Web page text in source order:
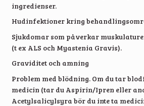
ingredienser.
Hudinfektioner kring
Sjukdomar som påverkar
(t ex ALS och Myastenia Gravis).
Graviditet och amning
Problem med blödning. Om du tar
medicin (tar du Aspirin/Ipren eller
Acetylsalicylsyra bör du inte ta